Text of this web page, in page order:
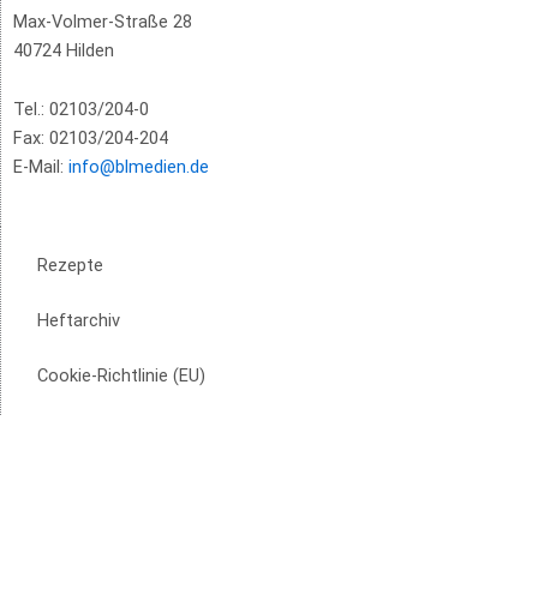
Max-Volmer-Straße 28
40724 Hilden
Tel.: 02103/204-0
Fax: 02103/204-204
E-Mail: info@blmedien.de
Rezepte
Heftarchiv
Cookie-Richtlinie (EU)